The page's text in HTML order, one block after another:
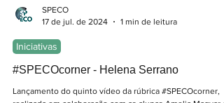
17 de jul. de 2024
Iniciativas
#SPECOcorner - Helena Serrano